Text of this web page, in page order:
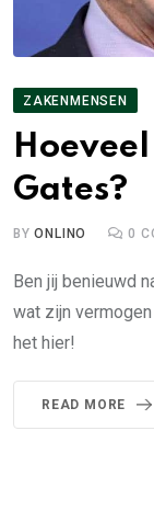
ZAKENMENSEN
Gates?
BYONLINO 0
Ben jij benieuwd
wat zijn
het hier!
READ MORE